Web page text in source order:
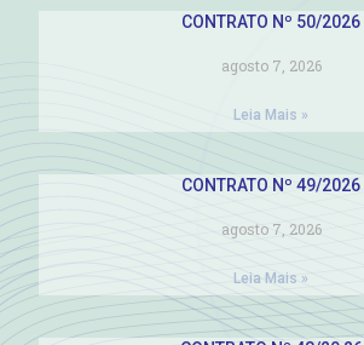
CONTRATO Nº 50/2026
agosto 7, 2026
Leia Mais »
CONTRATO Nº 49/2026
agosto 7, 2026
Leia Mais »